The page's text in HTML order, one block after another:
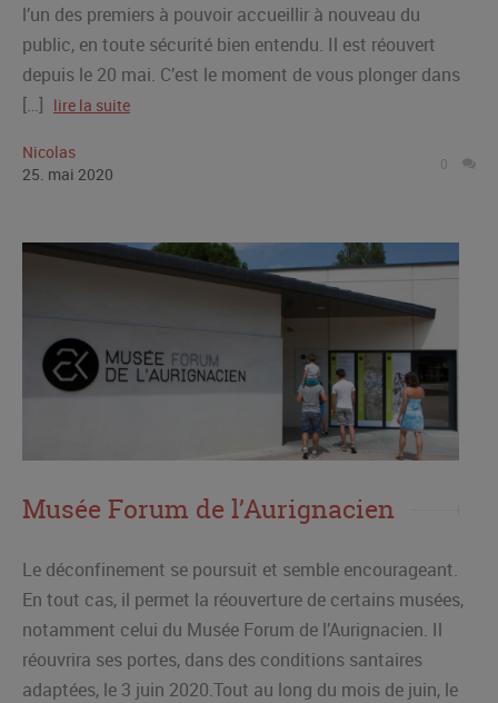
l’un des premiers à pouvoir accueillir à nouveau du
public, en toute sécurité bien entendu. Il est réouvert
depuis le 20 mai. C’est le moment de vous plonger dans
[…] lire la suite
Nicolas
25 mai 2020 0
Musée Forum de l’Aurignacien
Le déconfinement se poursuit et semble encourageant.
En tout cas, il permet la réouverture de certains musées,
notamment celui du Musée Forum de l’Aurignacien. Il
réouvrira ses portes, dans des conditions santaires
adaptées, le 3 juin 2020.Tout au long du mois de juin, le